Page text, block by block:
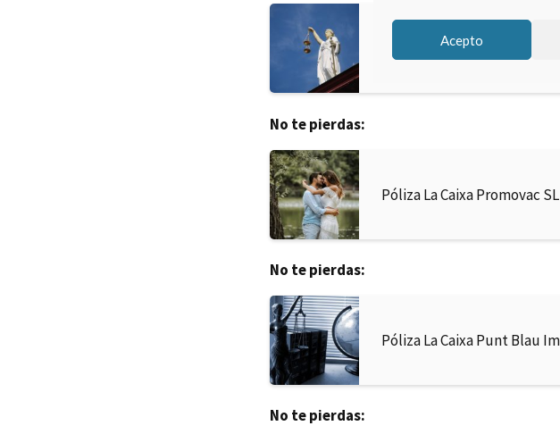
Acepto
Póliza La Caixa Punt
No te pierdas:
Póliza La Caixa Promovac SL
No te pierdas:
Póliza La Caixa Punt Blau
No te pierdas: